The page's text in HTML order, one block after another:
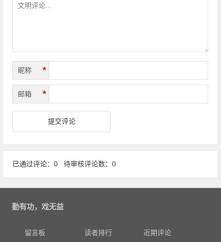
昵称 *
邮箱 *
已通过评论：0 待审核评论数：0
勤有功，戏无益
留言板 读者排行
近期评论